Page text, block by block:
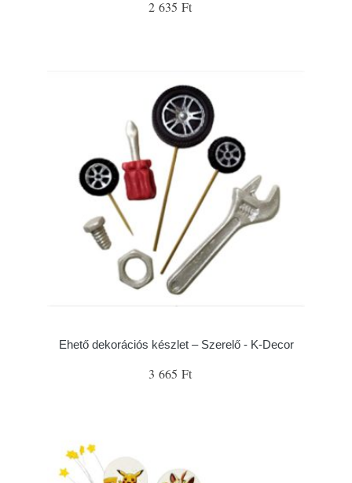
2 635 Ft
Ehető dekorációs készlet – Szerelő - K-Decor
3 665 Ft